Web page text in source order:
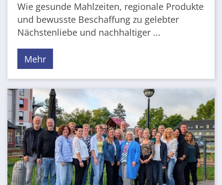
Wie gesunde Mahlzeiten, regionale Produkte
und bewusste Beschaffung zu gelebter
Nächstenliebe und nachhaltiger ...
Mehr